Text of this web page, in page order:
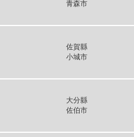
青森市
佐賀縣
小城市
大分縣
佐伯市